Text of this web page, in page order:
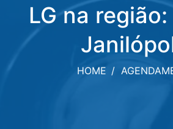
LG na
HOME